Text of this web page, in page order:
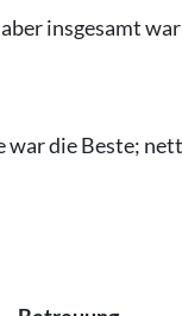
insgesamt
war die Beste;